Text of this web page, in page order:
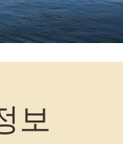
보